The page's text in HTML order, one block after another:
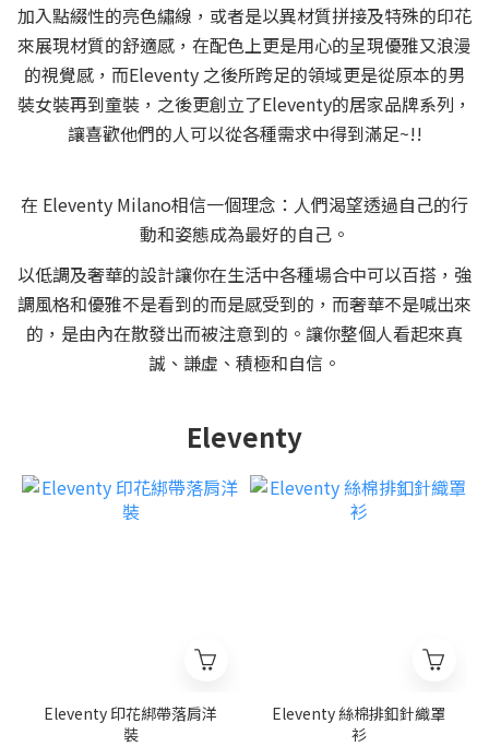
加入點綴性的亮色繡線，或者是以異材質拼接及特殊的印花
來展現材質的舒適感，在配色上更是用心的呈現優雅又浪漫
的視覺感，而Eleventy 之後所跨足的領域更是從原本的男
裝女裝再到童裝，之後更創立了Eleventy的居家品牌系列，
讓喜歡他們的人可以從各種需求中得到滿足~!!
在 Eleventy Milano相信一個理念：人們渴望透過自己的行
動和姿態成為最好的自己。
以低調及奢華的設計讓你在生活中各種場合中可以百搭，強
調風格和優雅不是看到的而是感受到的，而奢華不是喊出來
的，是由內在散發出而被注意到的。讓你整個人看起來真
誠、謙虛、積極和自信。
Eleventy
Eleventy 印花綁帶落肩洋
裝
Eleventy 絲棉排釦針織罩
衫